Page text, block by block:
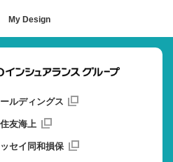
My Design
ルディングス
友海上
セイ同和損保